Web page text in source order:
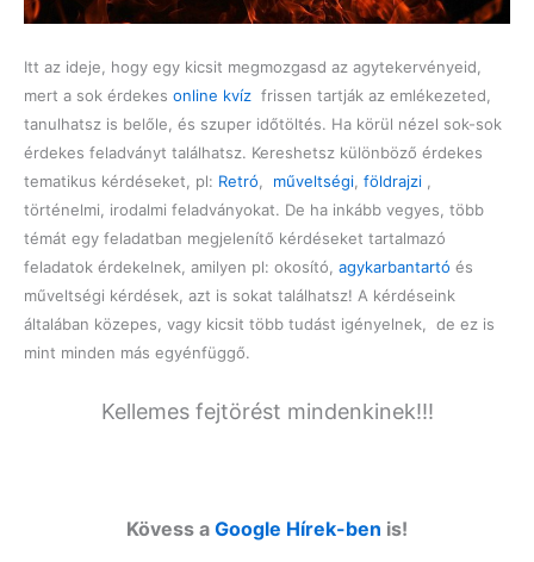
Itt az ideje, hogy egy kicsit megmozgasd az agytekervényeid,
mert a sok érdekes online kvíz frissen tartják az emlékezeted,
tanulhatsz is belőle, és szuper időtöltés. Ha körül nézel sok-sok
érdekes feladványt találhatsz. Kereshetsz különböző érdekes
tematikus kérdéseket, pl: Retró műveltségi földrajzi
történelmi, irodalmi feladványokat. De ha inkább vegyes, több
témát egy feladatban megjelenítő kérdéseket tartalmazó
feladatok érdekelnek, amilyen pl: okosító, agykarbantartó és
műveltségi kérdések, azt is sokat találhatsz! A kérdéseink
általában közepes, vagy kicsit több tudást igényelnek, de ez is
mint minden más egyénfüggő.
Kellemes fejtörést mindenkinek!!!
Kövess a Google Hírek-ben is!